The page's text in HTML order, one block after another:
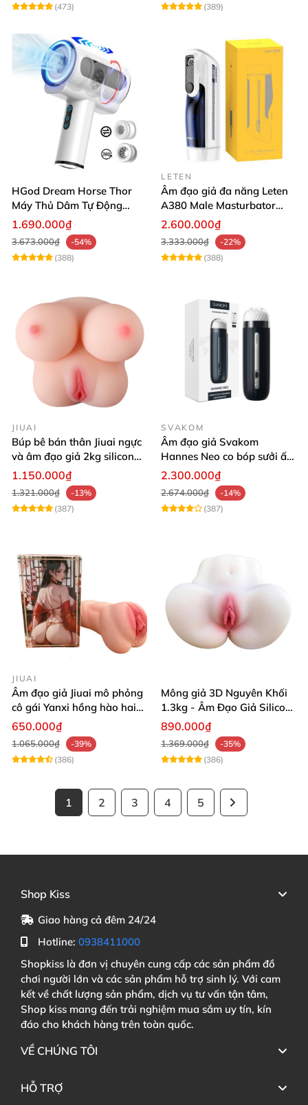
(473)
(389)
HGod Dream Horse Thor
Máy Thủ Dâm Tự Động
Rung Thụt Xoay 360 Độ
1.690.000₫
3.673.000₫
-54%
(388)
LETEN
Âm đạo giả đa năng Leten
A380 Male Masturbator
Version 4
2.600.000₫
3.333.000₫
-22%
(388)
JIUAI
Búp bê bán thân Jiuai ngực
và âm đạo giả 2kg silicon
nguyên khối cao cấp
1.150.000₫
1.321.000₫
-13%
(387)
SVAKOM
Âm đạo giả Svakom
Hannes Neo co bóp sưởi ấm
tiện lợi điều khiển app
2.300.000₫
2.674.000₫
-14%
(387)
JIUAI
Âm đạo giả Jiuai mô phỏng
cô gái Yanxi hồng hào hai
lỗ bướm giả cầm tay 610g
650.000₫
1.065.000₫
-39%
(386)
Mông giả 3D Nguyên Khối
1.3kg - Âm Đạo Giả Silicon
Siêu Mềm 2 Lỗ Nằm Ngửa
890.000₫
1.369.000₫
-35%
(386)
1 2 3 4 5
Shop Kiss
Giao hàng cả đêm 24/24
Hotline: 0938411000
Shopkiss là đơn vị chuyên cung cấp các sản phẩm đồ
chơi người lớn và các sản phẩm hỗ trợ sinh lý. Với cam
kết về chất lượng sản phẩm, dịch vụ tư vấn tận tâm,
Shop kiss mang đến trải nghiệm mua sắm uy tín, kín
đáo cho khách hàng trên toàn quốc.
VỀ CHÚNG TÔI
HỖ TRỢ